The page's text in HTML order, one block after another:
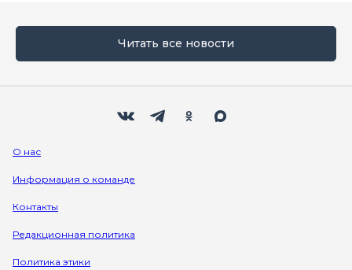
Читать все новости
О нас
Информация о команде
Контакты
Редакционная политика
Политика этики